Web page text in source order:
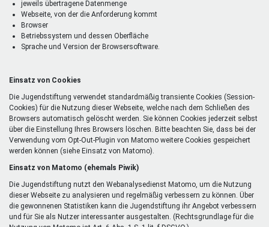
jeweils übertragene Datenmenge
Webseite, von der die Anforderung kommt
Browser
Betriebssystem und dessen Oberfläche
Sprache und Version der Browsersoftware.
Einsatz von Cookies
Die Jugendstiftung verwendet standardmäßig transiente Cookies (Session-
Cookies) für die Nutzung dieser Webseite, welche nach dem Schließen des
Browsers automatisch gelöscht werden. Sie können Cookies jederzeit selbst
über die Einstellung Ihres Browsers löschen. Bitte beachten Sie, dass bei der
Verwendung vom Opt-Out-Plugin von Matomo weitere Cookies gespeichert
werden können (siehe Einsatz von Matomo).
Einsatz von Matomo (ehemals Piwik)
Die Jugendstiftung nutzt den Webanalysedienst Matomo, um die Nutzung
dieser Webseite zu analysieren und regelmäßig verbessern zu können. Über
die gewonnenen Statistiken kann die Jugendstiftung ihr Angebot verbessern
und für Sie als Nutzer interessanter ausgestalten. (Rechtsgrundlage für die